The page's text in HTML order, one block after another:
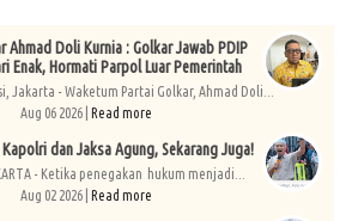
Ahmad Doli Kurnia : Golkar Jawab PDIP
Enak, Hormati Parpol Luar Pemerintah
Jakarta - Waketum Partai Golkar, Ahmad Doli...
Aug 06 2026 | Read more
dan Jaksa Agung, Sekarang Juga!
- Ketika penegakan hukum menjadi...
Aug 02 2026 | Read more